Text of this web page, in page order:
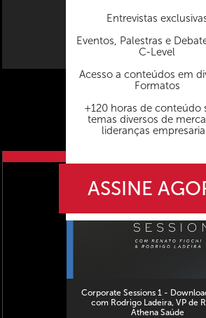
Entrevistas
Eventos, Palestras e
C-Level
Acesso a conteúdos em
Formatos
+120 horas de conteúdo
temas diversos de
lideranças
ASSINE
Corporate Sessions 1 -
com Rodrigo Ladeira, VP de
Athena Saúde